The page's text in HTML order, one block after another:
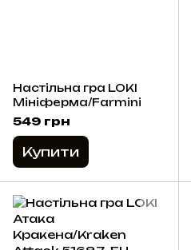
Настільна гра LOKI
Мініферма/Farmini
549 грн
Купити